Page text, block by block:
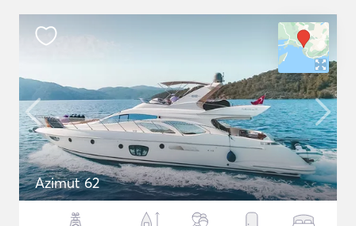
Azimut 62